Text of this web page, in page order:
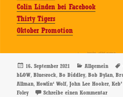
Colin Linden bei Facebook
Thirty Tigers
Oktober Promotion
Veröffentlicht
am
16. September 2021 Kategorien
Allgemein
bLOW,Bluesrock,Bo Diddley,Bob Dylan,
Allman,Howlin‘ Wolf,John Lee Hooker,
Foley
Schreibe einen Kommentarzu